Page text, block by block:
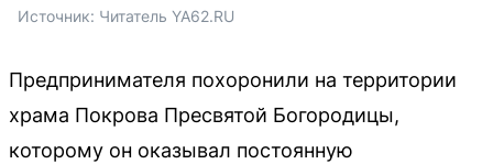
Источник: Читатель YA62.RU
Предпринимателя похоронили на территории
храма Покрова Пресвятой Богородицы,
которому он оказывал постоянную